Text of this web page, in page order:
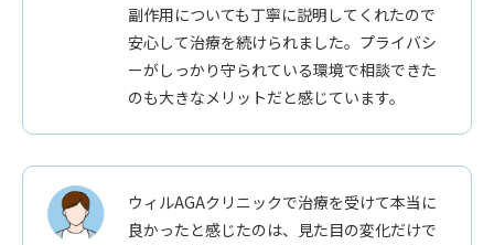
副作用についても丁寧に説明してくれたので
安心して治療を続けられました。プライバシ
ーがしっかり守られている環境で相談できた
のも大きなメリットだと感じています。
ウィルAGAクリニックで治療を受けて本当に
良かったと感じたのは、見た目の変化だけで